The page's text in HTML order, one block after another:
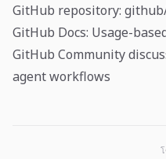
GitHub repository:
GitHub Docs: Usage-
GitHub Community
agent workflows